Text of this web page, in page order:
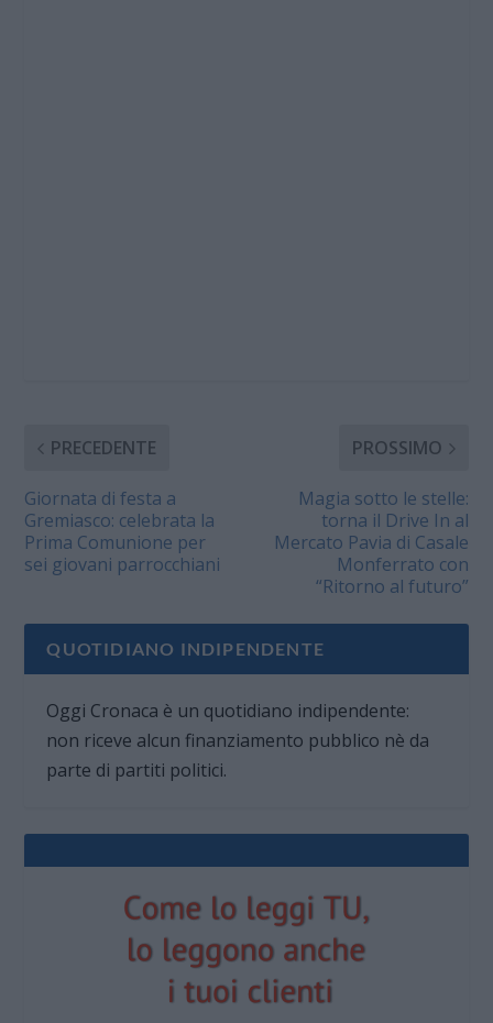
PRECEDENTE
Giornata di festa a
Gremiasco: celebrata la
Prima Comunione per
sei giovani parrocchiani
PROSSIMO
Magia sotto le stelle:
torna il Drive In al
Mercato Pavia di Casale
Monferrato con
“Ritorno al futuro”
QUOTIDIANO INDIPENDENTE
Oggi Cronaca è un quotidiano indipendente:
non riceve alcun finanziamento pubblico nè da
parte di partiti politici.